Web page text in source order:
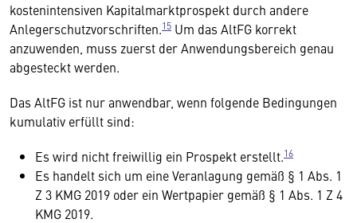
kostenintensiven Kapitalmarktprospekt durch andere
Anlegerschutzvorschriften.15 Um das AltFG korrekt
anzuwenden, muss zuerst der Anwendungsbereich genau
abgesteckt werden.
Das AltFG ist nur anwendbar, wenn folgende Bedingungen
kumulativ erfüllt sind:
Es wird nicht freiwillig ein Prospekt erstellt.16
Es handelt sich um eine Veranlagung gemäß § 1 Abs. 1
Z 3 KMG 2019 oder ein Wertpapier gemäß § 1 Abs. 1 Z 4
KMG 2019.